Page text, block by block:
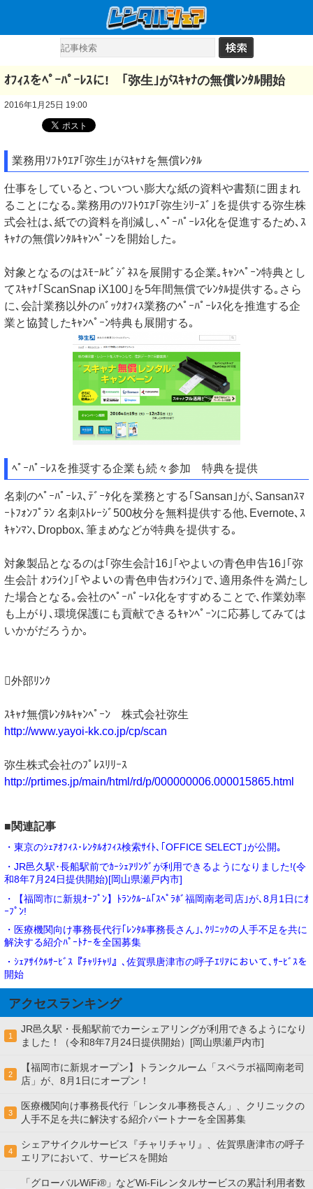
ｵﾌｨｽをﾍﾟｰﾊﾟｰﾚｽに! ｢弥生｣がｽｷｬﾅの無償ﾚﾝﾀﾙ開始
2016年1月25日 19:00
業務用ｿﾌﾄｳｴｱ｢弥生｣がｽｷｬﾅを無償ﾚﾝﾀﾙ
仕事をしていると､ついつい膨大な紙の資料や書類に囲まれ
ることになる｡業務用のｿﾌﾄｳｴｱ｢弥生ｼﾘｰｽﾞ｣を提供する弥生株
式会社は､紙での資料を削減し､ﾍﾟｰﾊﾟｰﾚｽ化を促進するため､ｽ
ｷｬﾅの無償ﾚﾝﾀﾙｷｬﾝﾍﾟｰﾝを開始した｡
対象となるのはｽﾓｰﾙﾋﾞｼﾞﾈｽを展開する企業｡ｷｬﾝﾍﾟｰﾝ特典とし
てｽｷｬﾅ｢ScanSnap iX100｣を5年間無償でﾚﾝﾀﾙ提供する｡さら
に､会計業務以外のﾊﾞｯｸｵﾌｨｽ業務のﾍﾟｰﾊﾟｰﾚｽ化を推進する企
業と協賛したｷｬﾝﾍﾟｰﾝ特典も展開する｡
ﾍﾟｰﾊﾟｰﾚｽを推奨する企業も続々参加 特典を提供
名刺のﾍﾟｰﾊﾟｰﾚｽ､ﾃﾞｰﾀ化を業務とする｢Sansan｣が､Sansanｽﾏ
ｰﾄﾌｫﾝﾌﾟﾗﾝ 名刺ｽﾄﾚｰｼﾞ500枚分を無料提供する他､Evernote､ｽ
ｷｬﾝﾏﾝ､Dropbox､筆まめなどが特典を提供する｡
対象製品となるのは｢弥生会計16｣｢やよいの青色申告16｣｢弥
生会計 ｵﾝﾗｲﾝ｣｢やよいの青色申告ｵﾝﾗｲﾝ｣で､適用条件を満たし
た場合となる｡会社のﾍﾟｰﾊﾟｰﾚｽ化をすすめることで､作業効率
も上がり､環境保護にも貢献できるｷｬﾝﾍﾟｰﾝに応募してみては
いかがだろうか｡
外部ﾘﾝｸ
ｽｷｬﾅ無償ﾚﾝﾀﾙｷｬﾝﾍﾟｰﾝ 株式会社弥生
http://www.yayoi-kk.co.jp/cp/scan
弥生株式会社のﾌﾟﾚｽﾘﾘｰｽ
http://prtimes.jp/main/html/rd/p/000000006.000015865.html
■関連記事
・東京のｼｪｱｵﾌｨｽ･ﾚﾝﾀﾙｵﾌｨｽ検索ｻｲﾄ､｢OFFICE SELECT｣が公開｡
・JR邑久駅･長船駅前でｶｰｼｪｱﾘﾝｸﾞが利用できるようになりました!(令
和8年7月24日提供開始)[岡山県瀬戸内市]
・【福岡市に新規ｵｰﾌﾟﾝ】ﾄﾗﾝｸﾙｰﾑ｢ｽﾍﾟﾗﾎﾞ福岡南老司店｣が､8月1日にｵ
ｰﾌﾟﾝ!
・医療機関向け事務長代行｢ﾚﾝﾀﾙ事務長さん｣､ｸﾘﾆｯｸの人手不足を共に
解決する紹介ﾊﾟｰﾄﾅｰを全国募集
・ｼｪｱｻｲｸﾙｻｰﾋﾞｽ『ﾁｬﾘﾁｬﾘ』､佐賀県唐津市の呼子ｴﾘｱにおいて､ｻｰﾋﾞｽを
開始
アクセスランキング
1
JR邑久駅・長船駅前でカーシェアリングが利用できるようになり
ました！（令和8年7月24日提供開始）[岡山県瀬戸内市]
2
【福岡市に新規オープン】トランクルーム「スペラボ福岡南老司
店」が、8月1日にオープン！
3
医療機関向け事務長代行「レンタル事務長さん」、クリニックの
人手不足を共に解決する紹介パートナーを全国募集
4
シェアサイクルサービス『チャリチャリ』、佐賀県唐津市の呼子
エリアにおいて、サービスを開始
「グローバルWiFi®」などWi-Fiレンタルサービスの累計利用者数